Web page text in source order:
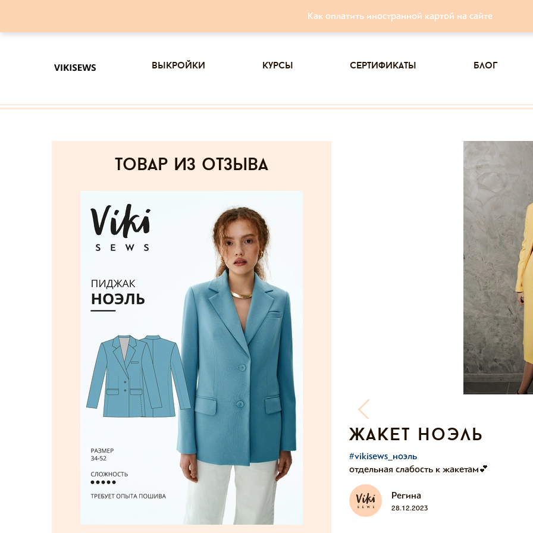
Как оплатить иностранной картой на сайте
выкройки курсы сертификаты блог
товар из отзыва
жакет ноэль
#vikisews_ноэль
отдельная слабость к жакетам💕
Регина
28.12.2023